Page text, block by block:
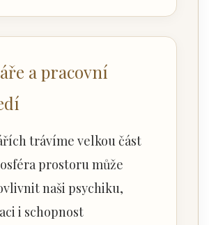
a pracovní
trávíme velkou část
prostoru může
naši psychiku,
i schopnost